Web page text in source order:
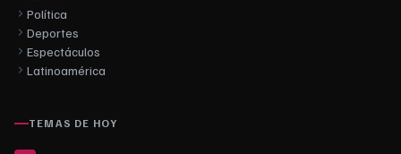
Política
Deportes
Espectáculos
Latinoamérica
TEMAS DE HOY